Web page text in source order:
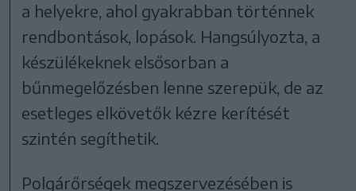
a helyekre, ahol gyakrabban történnek
rendbontások, lopások. Hangsúlyozta, a
készülékeknek elsősorban a
bűnmegelőzésben lenne szerepük, de az
esetleges elkövetők kézre kerítését
szintén segíthetik.
Polgárőrségek megszervezésében is